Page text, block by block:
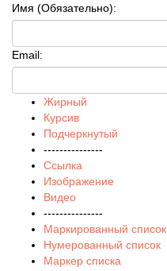
Имя (Обязательно):
Email:
Жирный
Курсив
Подчеркнутый
---------------
Ссылка
Изображение
Видео
---------------
Маркированный список
Нумерованный список
Маркер списка